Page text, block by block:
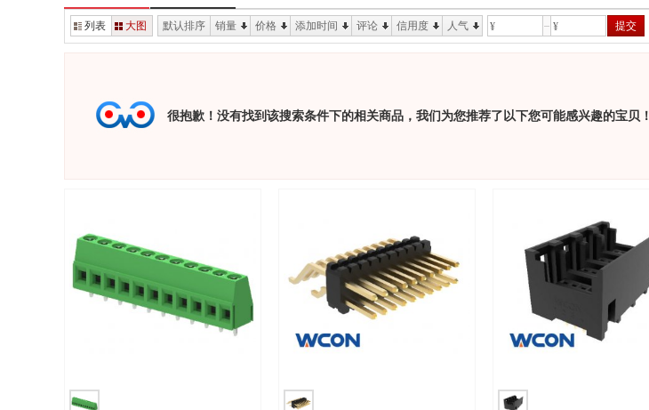
特价：¥0
查看详情
列表 大图 默认排序 销量 价格 添加时间 评论 信用度 人气 ¥ ¥ 提交
很抱歉！没有找到该搜索条件下的相关商品，我们为您推荐了以下您可能感兴趣的宝贝！